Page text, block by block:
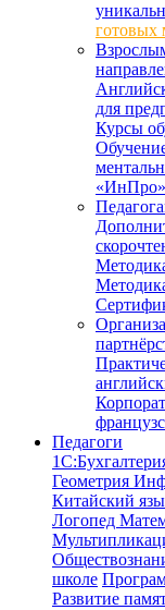
готовых
для
Курсы
«ИнПро»
Педагоги
Геометрия
Китайский
Логопед
школе
Развитие